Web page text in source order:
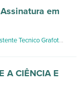
em
Documentoscopia Papiloscopia
A CIÊNCIA E